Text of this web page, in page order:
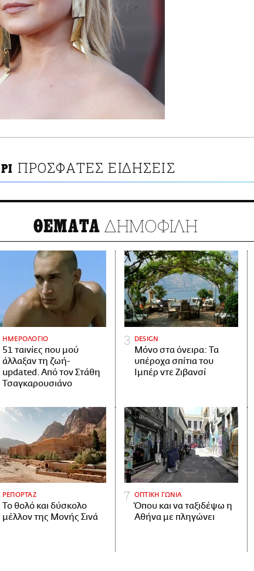
ΠΡΟΣΦΑΤΕΣ ΕΙΔΗΣΕΙΣ
ΘΕΜΑΤΑ ΔΗΜΟΦΙΛΗ
ΗΜΕΡΟΛΟΓΙΟ
51 ταινίες που μού
άλλαξαν τη ζωή-
updated. Aπό τον Στάθη
Τσαγκαρουσιάνο
DESIGN
Μόνο στα όνειρα: Τα
υπέροχα σπίτια του
Ιμπέρ ντε Ζιβανσί
ΡΕΠΟΡΤΑΖ
Το θολό και δύσκολο
μέλλον της Μονής Σινά
ΟΠΤΙΚΗ ΓΩΝΙΑ
Όπου και να ταξιδέψω η
Αθήνα με πληγώνει